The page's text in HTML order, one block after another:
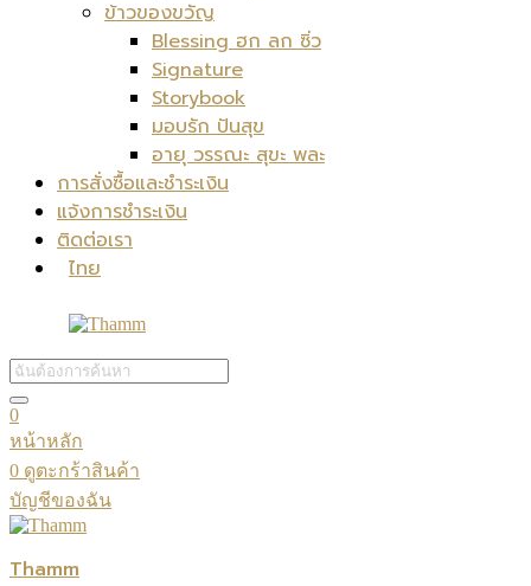
ข้าวของขวัญ
Blessing ฮก ลก ซิ่ว
Signature
Storybook
มอบรัก ปันสุข
อายุ วรรณะ สุขะ พละ
การสั่งซื้อและชำระเงิน
แจ้งการชำระเงิน
ติดต่อเรา
ไทย
0
หน้าหลัก
0 ดูตะกร้าสินค้า
บัญชีของฉัน
Thamm